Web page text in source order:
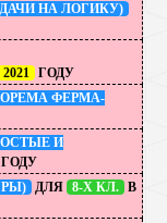
НА ЛОГИКУ)
2021 ГОДУ
ФЕРМА-
И
ГОДУ
ДЛЯ 8-Х КЛ.
В